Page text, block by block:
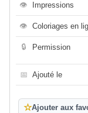
👁 Impressions
👁 Coloriages en
🔒 Permission
📅 Ajouté le
☆Ajouter aux